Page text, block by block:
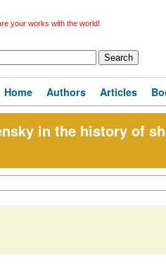
your works with the world!
Home Authors Articles
in the history of